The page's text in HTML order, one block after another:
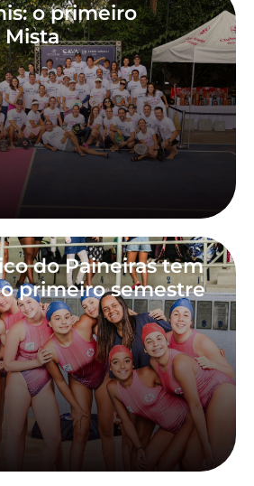
o primeiro
do Paineiras tem
primeiro semestre